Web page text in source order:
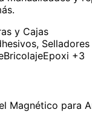
y Cajas
BricolajeEpoxi +3
Magnético para